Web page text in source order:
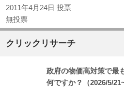
2011年4月24日 投票
無投票
クリックリサーチ
政府の物価高対策で最
何ですか？（2026/5/